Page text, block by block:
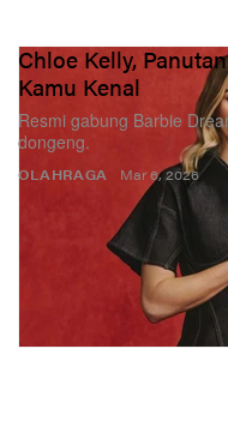
OLAHRAGA
Chloe Kelly,
Kamu Kenal
Resmi gabung Barbie
dongeng.
Mar 6, 2026